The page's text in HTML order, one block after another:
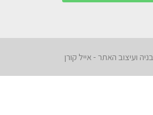
בניה ועיצוב האתר - אייל קורן